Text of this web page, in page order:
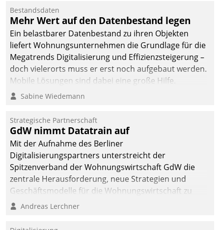
Bestandsdaten
Mehr Wert auf den Datenbestand legen
Ein belastbarer Datenbestand zu ihren Objekten
liefert Wohnungsunternehmen die Grundlage für die
Megatrends Digitalisierung und Effizienzsteigerung –
doch vielerorts muss er erst noch aufgebaut werden.
Mobile Lösungen sind dabei eine große Hilfe.
Sabine Wiedemann
Strategische Partnerschaft
GdW nimmt Datatrain auf
Mit der Aufnahme des Berliner
Digitalisierungspartners unterstreicht der
Spitzenverband der Wohnungswirtschaft GdW die
zentrale Herausforderung, neue Strategien und
Geschäftsmodelle für die Wohnungswirtschaft zu
entwickeln.
Andreas Lerchner